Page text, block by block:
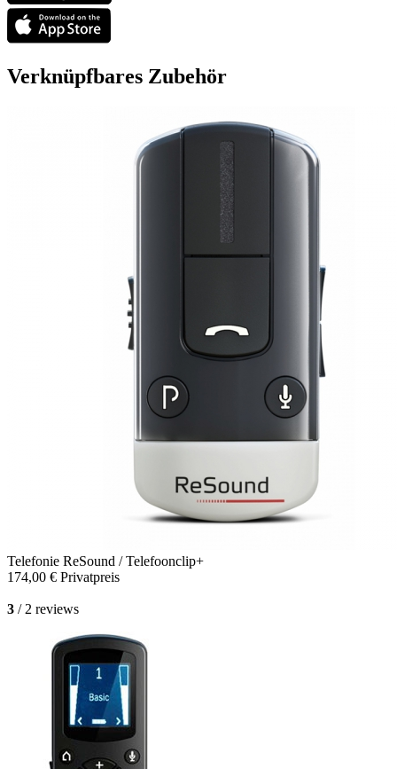
Verknüpfbares Zubehör
Telefonie ReSound / Telefoonclip+
174,00 € Privatpreis
3 / 2 reviews